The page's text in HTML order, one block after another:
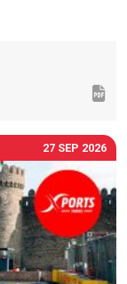
27 SEP 2026